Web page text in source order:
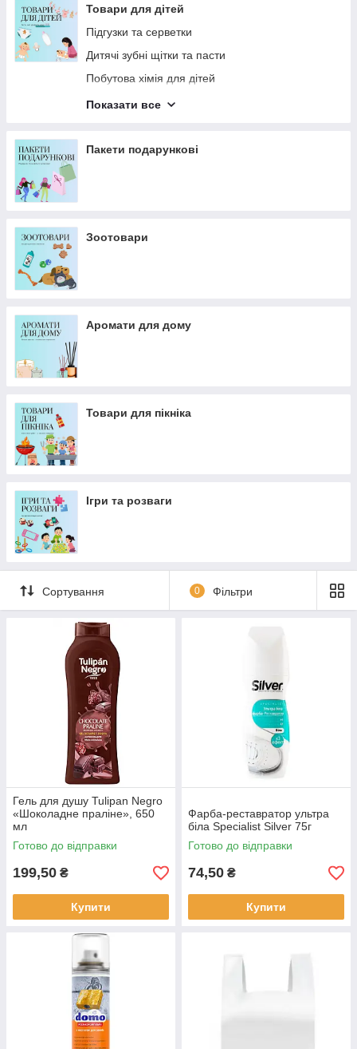
Серветки паперові для столу
Особиста гігієна
Товари для дітей
Підгузки та серветки
Дитячі зубні щітки та пасти
Побутова хімія для дітей
Засоби для купання малюків
Показати все
Пакети подарункові
Зоотовари
Аромати для дому
Товари для пікніка
Ігри та розваги
Сортування 0 Фільтри
Гель для душу Tulipan Negro
«Шоколадне праліне», 650
мл
Готово до відправки
199,50 ₴
Купити
Фарба-реставратор ультра
біла Specialist Silver 75г
Готово до відправки
74,50 ₴
Купити